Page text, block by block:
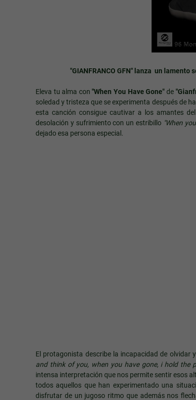
"GIANFRANCO GFN" lanza un lamento
Eleva tu alma con"When You Have Gone" de
soledad y tristeza que se experimenta después de
esta canción consigue cautivar a los amantes
desolación y sufrimiento con un estribillo "When
dejado esa persona especial.
El protagonista describe la incapacidad de olvidar
and think of you, when you have gone, i hold the
intensa interpretación que nos permite sentir esos
todos aquellos que han experimentado una
disfrutar de un jugoso ritmo que además nos